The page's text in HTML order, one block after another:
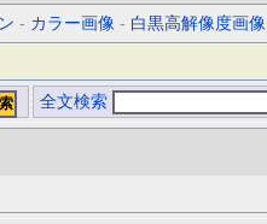
- カラー画像 - 白黒高解像度画像
全文検索